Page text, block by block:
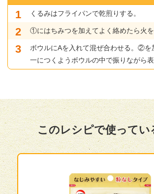
くるみはフライパンで乾煎りする。
①にはちみつを加えてよく絡めたら火を
ボウルにAを入れて混ぜ合わせる。②を
一につくようボウルの中で振りながら表
このレシピで使ってい